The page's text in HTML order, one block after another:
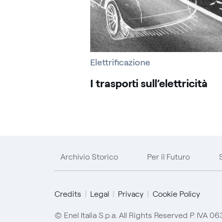
Elettrificazione
I trasporti sull’elettricità
Archivio Storico Per il Futuro
Credits Legal Privacy Cookie Policy
© Enel Italia S.p.a. All Rights Reserved P. IVA